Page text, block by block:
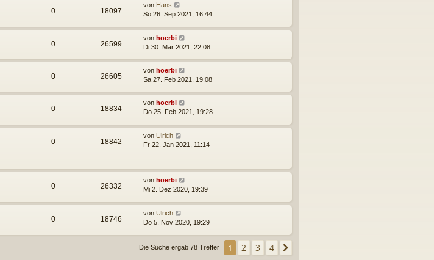
0 18097
von Hans
So 26. Sep 2021, 16:44
0 26599
von hoerbi
Di 30. Mär 2021, 22:08
0 26605
von hoerbi
Sa 27. Feb 2021, 19:08
0 18834
von hoerbi
Do 25. Feb 2021, 19:28
0 18842
von Ulrich
Fr 22. Jan 2021, 11:14
0 26332
von hoerbi
Mi 2. Dez 2020, 19:39
0 18746
von Ulrich
Do 5. Nov 2020, 19:29
Die Suche ergab 78 Treffer 1 2 3 4